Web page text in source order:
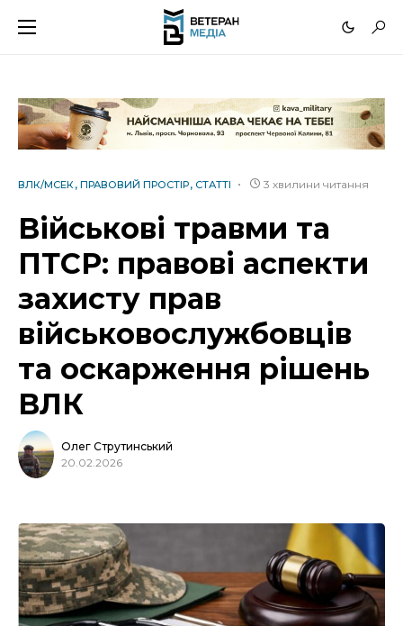
ВЛК/МСЕК ПРАВОВИЙ ПРОСТІР СТАТТІ 3 хвилини читання
Військові травми та
ПТСР: правові аспекти
захисту прав
військовослужбовців
та оскарження рішень
ВЛК
Олег Струтинський
20.02.2026